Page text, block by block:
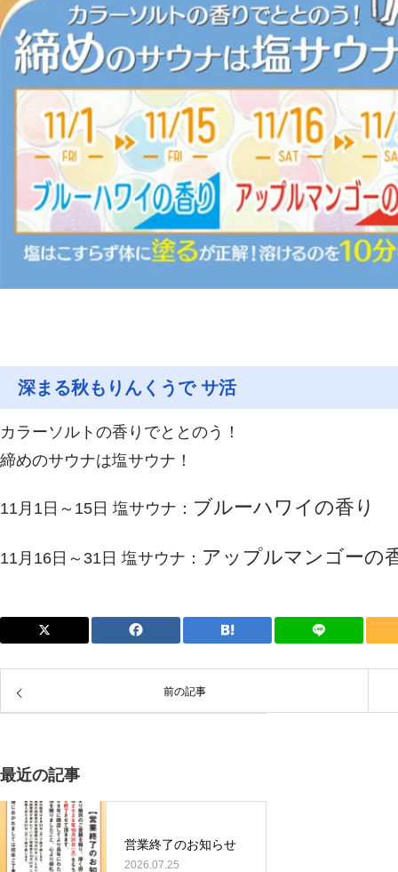
深まる秋もりんくうで サ活
カラーソルトの香りでととのう！
締めのサウナは塩サウナ！
11月1日～15日 塩サウナ： ブルーハワイの香り
11月16日～31日 塩サウナ： アップルマンゴーの
前の記事
最近の記事
営業終了のお知らせ
2026.07.25